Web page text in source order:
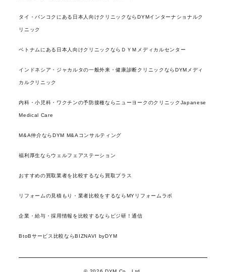
タイ・バンコクにある日本人向けクリニックならDYMインターナショナルク
リニック
ベトナムにある日本人向けクリニックならＤＹＭメディカルセンター
インドネシア・ジャカルタの一般外来・健康診断クリニックならDYMメディ
カルクリニック
内科・小児科・ワクチンの予防接種ならニューヨークのクリニックJapanese
Medical Care
M&A仲介ならDYM M&Aコンサルティング
福利厚生ならウェルフェアステーション
おすすめの買取業者を比較するなら買取プラス
リフォームの見積もり・業者比較をするならMYリフォームラボ
企業・給与・採用情報を比較するならビジ研！通信
BtoBサービス比較ならBIZNAVI byDYM